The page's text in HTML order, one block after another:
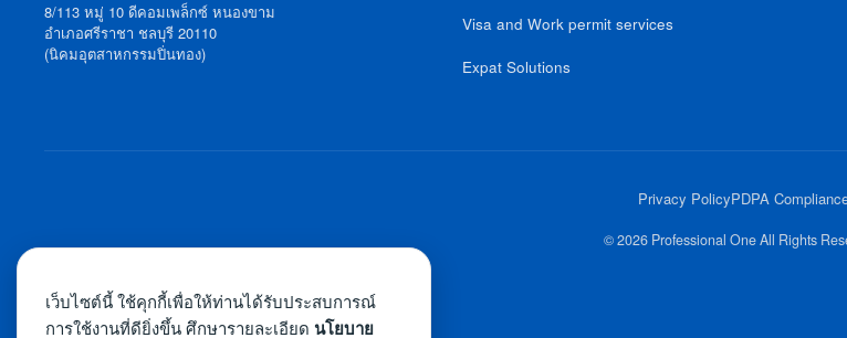
8/113 หมู่ 10 ดีคอมเพล็กซ์ หนองขาม
อำเภอศรีราชา ชลบุรี 20110
(นิคมอุตสาหกรรมปิ่นทอง)
Visa and Work permit services
Expat Solutions
Privacy PolicyPDPA
© 2026 Professional One All Rights
เว็บไซต์นี้ ใช้คุกกี้เพื่อให้ท่านได้รับประสบการณ์
การใช้งานที่ดียิ่งขึ้น ศึกษารายละเอียด นโยบาย